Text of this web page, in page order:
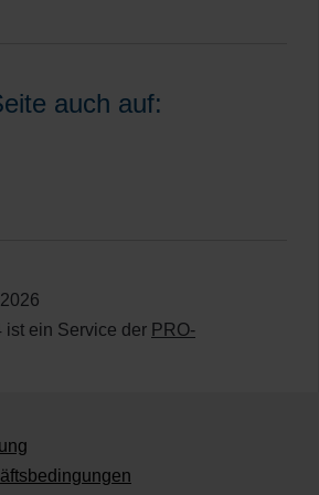
auch auf:
ein Service der PRO-